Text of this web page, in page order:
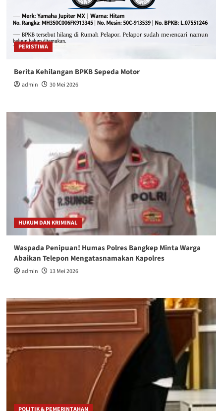
PERISTIWA
Berita Kehilangan BPKB Sepeda Motor
admin 30 Mei 2026
HUKUM DAN KRIMINAL
Waspada Penipuan! Humas Polres Bangkep Minta Warga
Abaikan Telepon Mengatasnamakan Kapolres
admin 13 Mei 2026